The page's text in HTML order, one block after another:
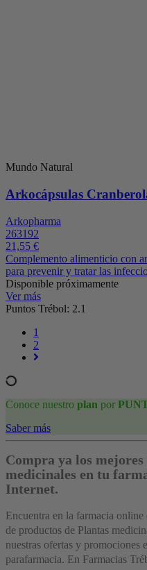
Mundo Natural
Arkocápsulas
Arkopharma
263192
21,55 €
Complemento alimenticio con
para prevenir y tratar las
Disponible próximamente
Ver más
Puntos Trébol: 2.1
1
2
Conoce nuestro plan por
Saber más
Compra ya los
medicinales en tu
Internet.
Encuentra en la farmacia
de productos de Plantas
nuestras ofertas y promociones
parafarmacia. En Farmacias